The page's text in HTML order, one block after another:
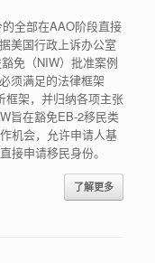
全部在AAO阶段直接
美国行政上诉办公室
免（NIW）批准案例
须满足的法律框架
架，并归纳各项主张
旨在豁免EB-2移民类
机会，允许申请人基
接申请移民身份。
了解更多